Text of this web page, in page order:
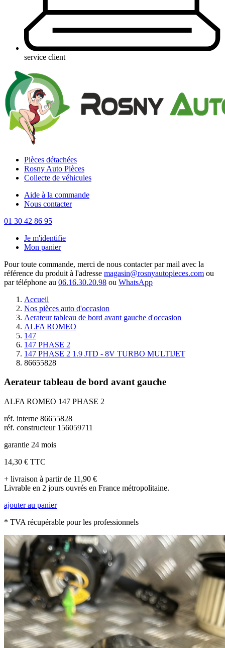
service client
Pièces détachées
Rosny Auto Pièces
Collecte de véhicules
Aide à la commande
Nous contacter
01 30 42 86 95
Je m'identifie
Mon panier
Pour toute commande, merci de nous contacter par mail avec la
référence du produit à l'adresse magasin@rosnyautopieces.com ou
par téléphone au 06.16.30.20.98 ou WhatsApp
Accueil
Nos pièces auto d'occasion
Aerateur tableau de bord avant gauche d'occasion
ALFA ROMEO
147
147 PHASE 2
147 PHASE 2 1.9 JTD - 8V TURBO MULTIJET
86655828
Aerateur tableau de bord avant gauche
ALFA ROMEO 147 PHASE 2
réf. interne 86655828
réf. constructeur 156059711
garantie 24 mois
14,30 € TTC
+ livraison à partir de 11,90 €
Livrable en 2 jours ouvrés en France métropolitaine.
ajouter au panier
* TVA récupérable pour les professionnels